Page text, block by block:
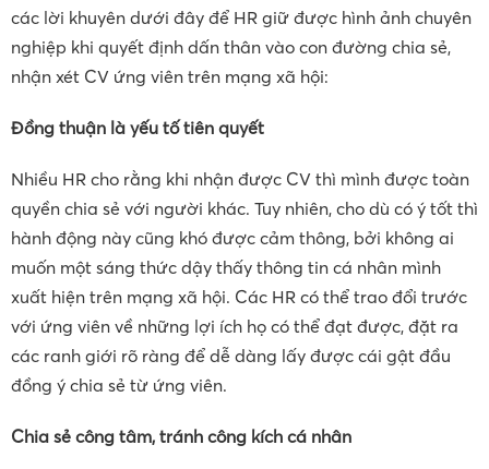
các lời khuyên dưới đây để HR giữ được hình ảnh chuyên
nghiệp khi quyết định dấn thân vào con đường chia sẻ,
nhận xét CV ứng viên trên mạng xã hội:
Đồng thuận là yếu tố tiên quyết
Nhiều HR cho rằng khi nhận được CV thì mình được toàn
quyền chia sẻ với người khác. Tuy nhiên, cho dù có ý tốt thì
hành động này cũng khó được cảm thông, bởi không ai
muốn một sáng thức dậy thấy thông tin cá nhân mình
xuất hiện trên mạng xã hội. Các HR có thể trao đổi trước
với ứng viên về những lợi ích họ có thể đạt được, đặt ra
các ranh giới rõ ràng để dễ dàng lấy được cái gật đầu
đồng ý chia sẻ từ ứng viên.
Chia sẻ công tâm, tránh công kích cá nhân